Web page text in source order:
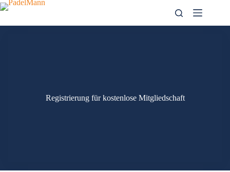
Zum
Inhalt
Registrierung für kostenlose Mitgliedschaft